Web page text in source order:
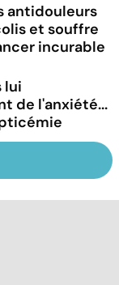
antidouleurs
et souffre
incurable
lui
de l'anxiété...